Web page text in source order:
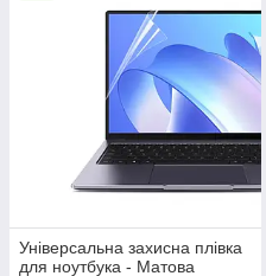
Універсальна захисна плівка
для ноутбука - Матова